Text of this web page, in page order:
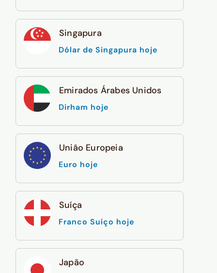
Singapura
Dólar de Singapura hoje
Emirados Árabes Unidos
Dirham hoje
União Europeia
Euro hoje
Suíça
Franco Suíço hoje
Japão